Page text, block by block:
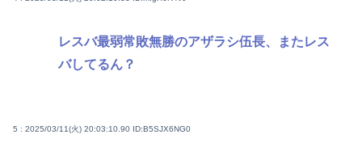
レスバ最弱常敗無勝のアザラシ伍長、またレス
バしてるん？
5 : 2025/03/11(火) 20:03:10.90 ID:B5SJX6NG0